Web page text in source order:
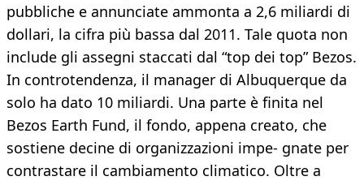
pubbliche e annunciate ammonta a 2,6 miliardi di
dollari, la cifra più bassa dal 2011. Tale quota non
include gli assegni staccati dal “top dei top” Bezos.
In controtendenza, il manager di Albuquerque da
solo ha dato 10 miliardi. Una parte è finita nel
Bezos Earth Fund, il fondo, appena creato, che
sostiene decine di organizzazioni impe- gnate per
contrastare il cambiamento climatico. Oltre a